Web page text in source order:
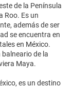
de la Península
Roo. Es un
además de ser
se encuentra en
en México.
de la
Maya.
es un destino